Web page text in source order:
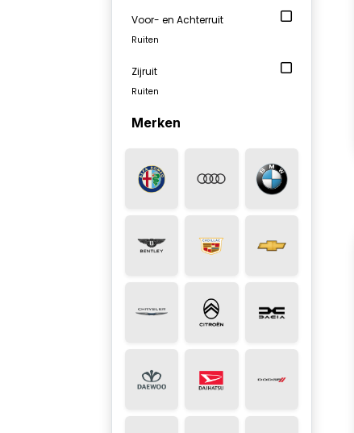
Voor- en Achterruit
Ruiten
Zijruit
Ruiten
Merken